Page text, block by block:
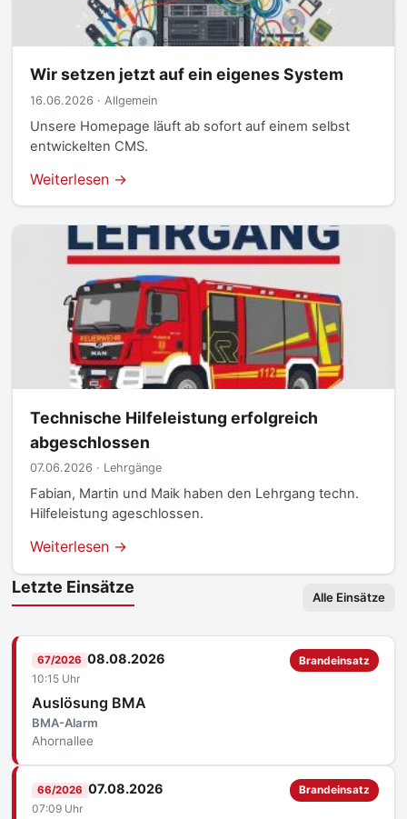
Wir setzen jetzt auf ein eigenes System
16.06.2026 · Allgemein
Unsere Homepage läuft ab sofort auf einem selbst
entwickelten CMS.
Weiterlesen →
Technische Hilfeleistung erfolgreich
abgeschlossen
07.06.2026 · Lehrgänge
Fabian, Martin und Maik haben den Lehrgang techn.
Hilfeleistung ageschlossen.
Weiterlesen →
Letzte Einsätze
Alle Einsätze
67/2026 08.08.2026
10:15 Uhr
Auslösung BMA
BMA-Alarm
Ahornallee
Brandeinsatz
66/2026 07.08.2026
07:09 Uhr
Brandeinsatz